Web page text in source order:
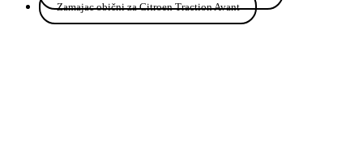
Zamajac obični za Citroen Traction Avant